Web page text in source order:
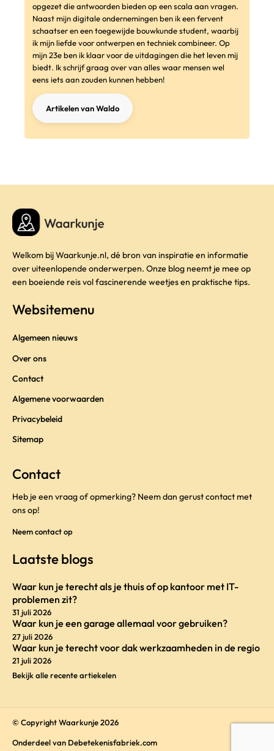
opgezet die antwoorden bieden op een scala aan vragen.
Naast mijn digitale ondernemingen ben ik een fervent
schaatser en een toegewijde bouwkunde student, waarbij
ik mijn liefde voor ontwerpen en techniek combineer. Op
mijn 23e ben ik klaar voor de uitdagingen die het leven mij
biedt. Ik schrijf graag over van alles waar mensen wel
eens iets aan zouden kunnen hebben!
Artikelen van Waldo
Welkom bij Waarkunje.nl, dé bron van inspiratie en informatie
over uiteenlopende onderwerpen. Onze blog neemt je mee op
een boeiende reis vol fascinerende weetjes en praktische tips.
Websitemenu
Algemeen nieuws
Over ons
Contact
Algemene voorwaarden
Privacybeleid
Sitemap
Contact
Heb je een vraag of opmerking? Neem dan gerust contact met
ons op!
Neem contact op
Laatste blogs
Waar kun je terecht als je thuis of op kantoor met IT-
problemen zit?
31 juli 2026
Waar kun je een garage allemaal voor gebruiken?
27 juli 2026
Waar kun je terecht voor dak werkzaamheden in de regio
21 juli 2026
Bekijk alle recente artiekelen
© Copyright Waarkunje 2026
Onderdeel van Debetekenisfabriek.com